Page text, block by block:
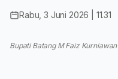
Rabu, 3 Juni 2026 | 11.31
Bupati Batang M Faiz Kurniawan